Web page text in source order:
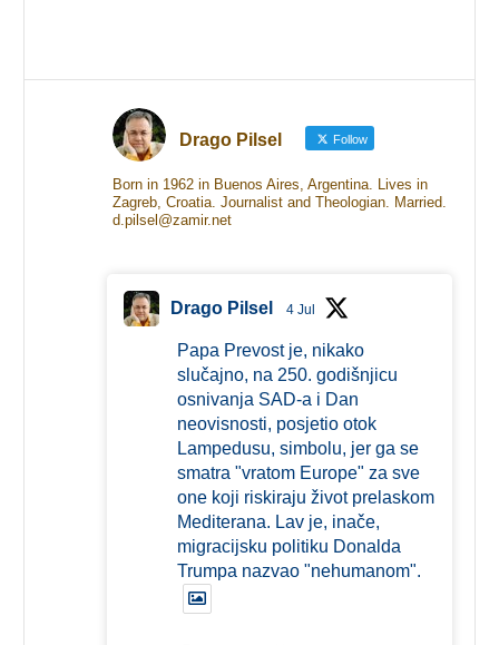
Drago Pilsel Follow
Born in 1962 in Buenos Aires, Argentina. Lives in
Zagreb, Croatia. Journalist and Theologian. Married.
d.pilsel@zamir.net
Drago Pilsel 4 Jul
Papa Prevost je, nikako
slučajno, na 250. godišnjicu
osnivanja SAD-a i Dan
neovisnosti, posjetio otok
Lampedusu, simbolu, jer ga se
smatra "vratom Europe" za sve
one koji riskiraju život prelaskom
Mediterana. Lav je, inače,
migracijsku politiku Donalda
Trumpa nazvao "nehumanom".